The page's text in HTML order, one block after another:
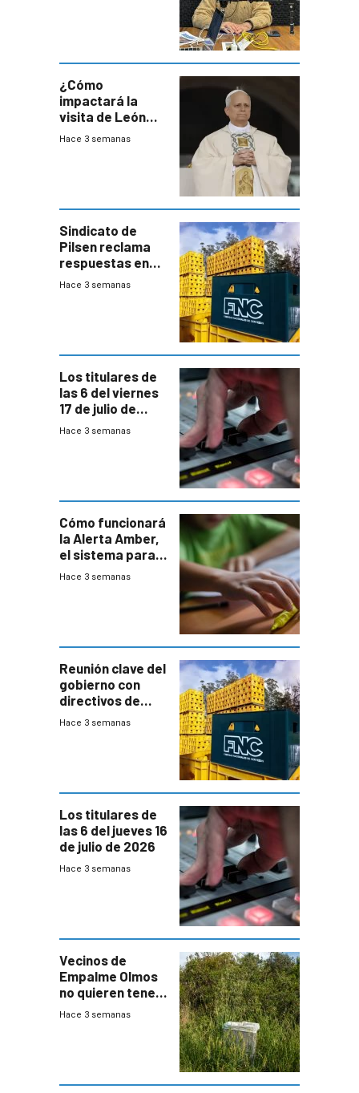
¿Cómo
impactará la
visita de León
XIV a Uruguay?
Hace 3 semanas
Sindicato de
Pilsen reclama
respuestas en
medio de
Hace 3 semanas
Los titulares de
las 6 del viernes
17 de julio de
2026
Hace 3 semanas
Cómo funcionará
la Alerta Amber,
el sistema para
la búsqueda
Hace 3 semanas
Reunión clave del
gobierno con
directivos de
Fábricas
Hace 3 semanas
Los titulares de
las 6 del jueves 16
de julio de 2026
Hace 3 semanas
Vecinos de
Empalme Olmos
no quieren tener
cerca una planta
departamental
Hace 3 semanas